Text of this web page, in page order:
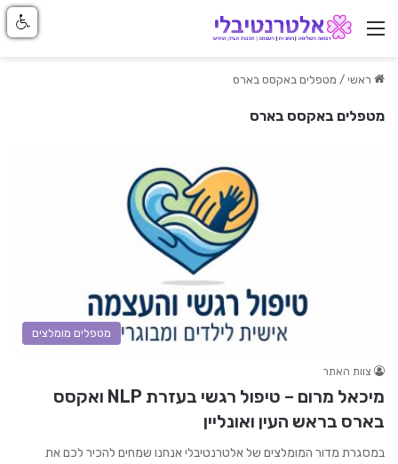
ניווט באתר
ראשי / מטפלים באקסס בארס
מטפלים באקסס בארס
מטפלים מומלצים
צוות האתר
מיכאל מרום – טיפול רגשי בעזרת NLP ואקסס
בארס בראש העין ואונליין
במסגרת מדור המומלצים של אלטרנטיבלי אנחנו שמחים להכיר לכם את